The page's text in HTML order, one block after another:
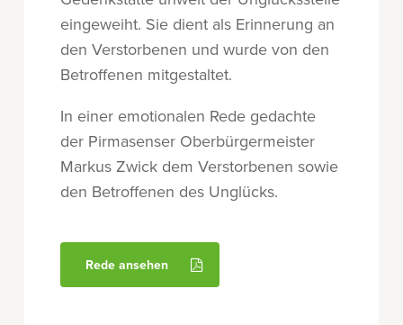
eingeweiht. Sie dient als Erinnerung an
den Verstorbenen und wurde von den
Betroffenen mitgestaltet.
In einer emotionalen Rede gedachte
der Pirmasenser Oberbürgermeister
Markus Zwick dem Verstorbenen sowie
den Betroffenen des Unglücks.
Rede ansehen